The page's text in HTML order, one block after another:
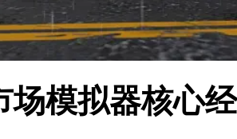
场模拟器核心